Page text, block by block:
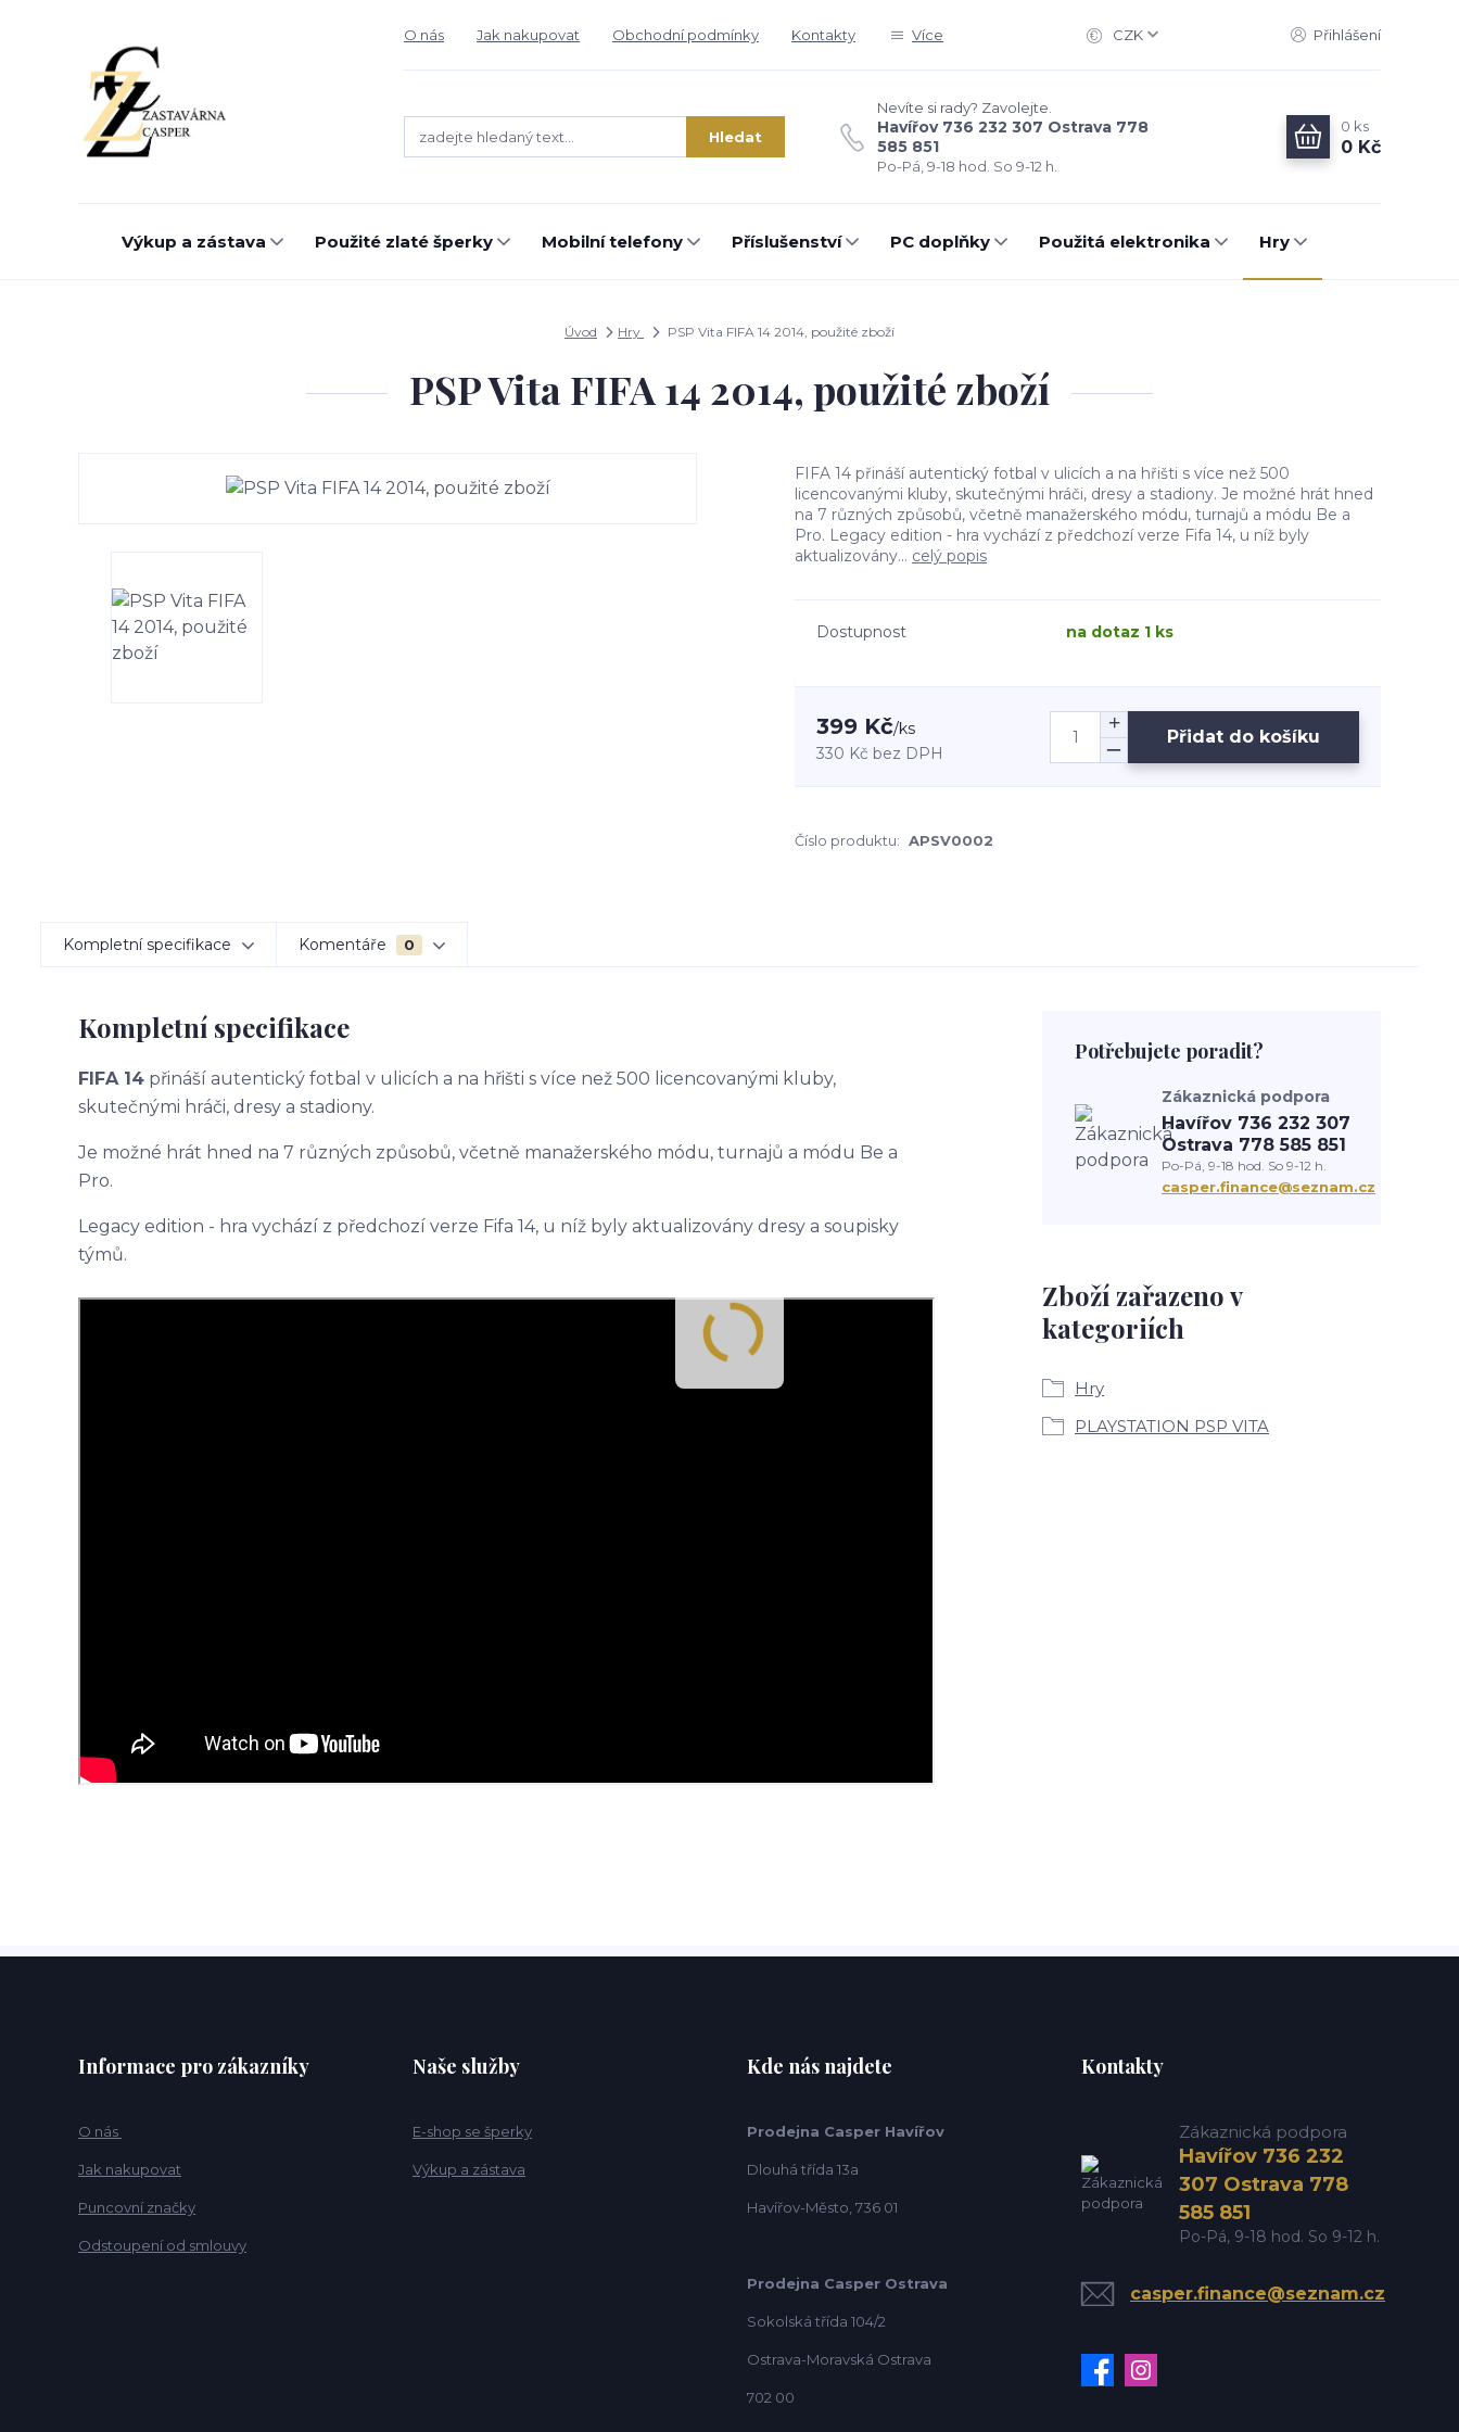
O nás Jak nakupovat Obchodní podmínky Kontakty Více CZK Přihlášení
Hledat
Nevíte si rady? Zavolejte.
Havířov 736 232 307 Ostrava 778
585 851
Po-Pá, 9-18 hod. So 9-12 h.
0 ks
0 Kč
Výkup a zástava Použité zlaté šperky Mobilní telefony Příslušenství PC doplňky Použitá elektronika Hry
Úvod Hry PSP Vita FIFA 14 2014, použité zboží
PSP Vita FIFA 14 2014, použité zboží
FIFA 14 přináší autentický fotbal v ulicích a na hřišti s více než 500
licencovanými kluby, skutečnými hráči, dresy a stadiony. Je možné hrát hned
na 7 různých způsobů, včetně manažerského módu, turnajů a módu Be a
Pro. Legacy edition - hra vychází z předchozí verze Fifa 14, u níž byly
aktualizovány... celý popis
Dostupnost na dotaz 1 ks
399 Kč/ks
330 Kč bez DPH
Přidat do košíku
Číslo produktu: APSV0002
Kompletní specifikace Komentáře 0
Kompletní specifikace
FIFA 14 přináší autentický fotbal v ulicích a na hřišti s více než 500 licencovanými kluby,
skutečnými hráči, dresy a stadiony.
Je možné hrát hned na 7 různých způsobů, včetně manažerského módu, turnajů a módu Be a
Pro.
Legacy edition - hra vychází z předchozí verze Fifa 14, u níž byly aktualizovány dresy a soupisky
týmů.
Zboží zařazeno v
kategoriích
Hry
PLAYSTATION PSP VITA
Potřebujete poradit?
Zákaznická podpora
Havířov 736 232 307
Ostrava 778 585 851
Po-Pá, 9-18 hod. So 9-12 h.
casper.finance@seznam.cz
Informace pro zákazníky
O nás
Jak nakupovat
Puncovní značky
Odstoupení od smlouvy
Naše služby
E-shop se šperky
Výkup a zástava
Kde nás najdete
Prodejna Casper Havířov
Dlouhá třída 13a
Havířov-Město, 736 01
Prodejna Casper Ostrava
Sokolská třída 104/2
Ostrava-Moravská Ostrava
702 00
Kontakty
Zákaznická podpora
Havířov 736 232
307 Ostrava 778
585 851
Po-Pá, 9-18 hod. So 9-12 h.
casper.finance@seznam.cz